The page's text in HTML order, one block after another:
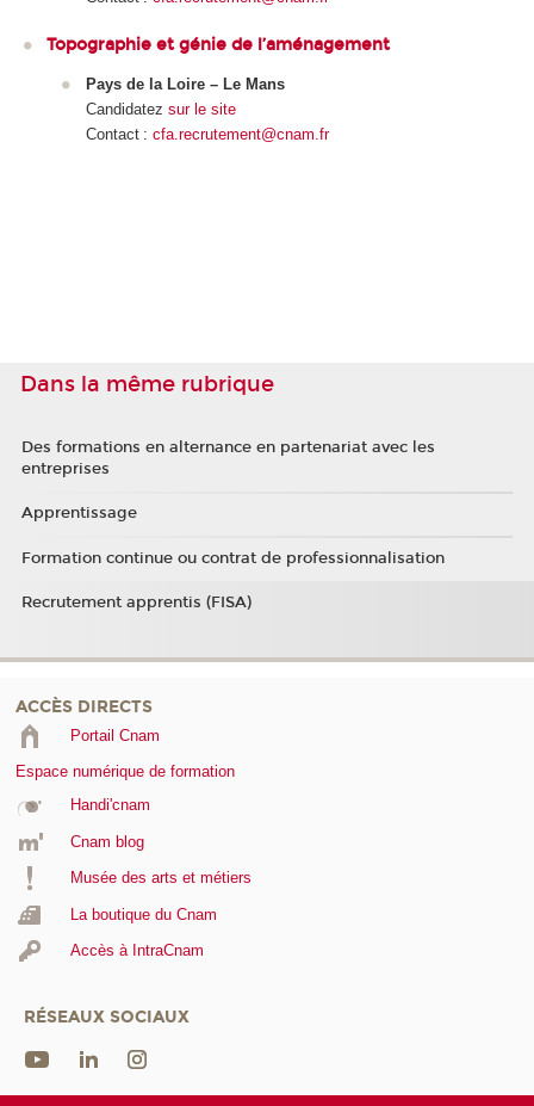
Topographie et génie de l’aménagement
Pays de la Loire – Le Mans
Candidatez sur le site
Contact : cfa.recrutement@cnam.fr
Dans la même rubrique
Des formations en alternance en partenariat avec les
entreprises
Apprentissage
Formation continue ou contrat de professionnalisation
Recrutement apprentis (FISA)
ACCÈS DIRECTS
Portail Cnam
Espace numérique de formation
Handi'cnam
Cnam blog
Musée des arts et métiers
La boutique du Cnam
Accès à IntraCnam
RÉSEAUX SOCIAUX